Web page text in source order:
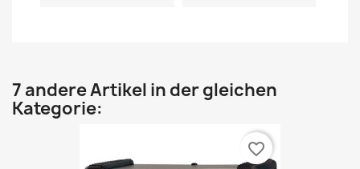
7 andere Artikel in der gleichen
Kategorie:
favorite_border